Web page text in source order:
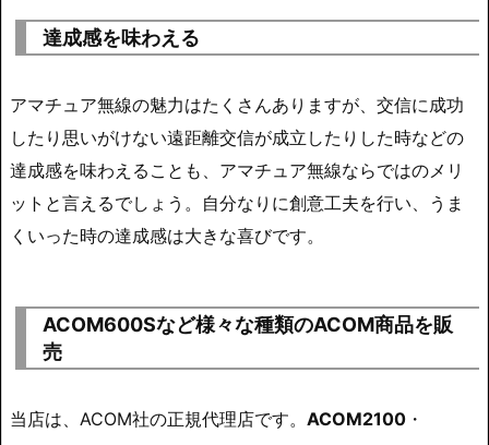
達成感を味わえる
アマチュア無線の魅力はたくさんありますが、交信に成功
したり思いがけない遠距離交信が成立したりした時などの
達成感を味わえることも、アマチュア無線ならではのメリ
ットと言えるでしょう。自分なりに創意工夫を行い、うま
くいった時の達成感は大きな喜びです。
ACOM600Sなど様々な種類のACOM商品を販
売
当店は、ACOM社の正規代理店です。 ACOM2100 ・